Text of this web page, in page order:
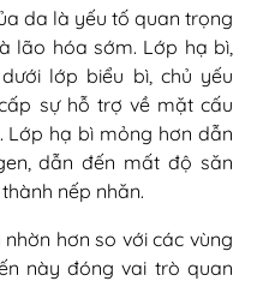
da là yếu tố quan trọng
lão hóa sớm. Lớp hạ bì,
lớp biểu bì, chủ yếu
sự hỗ trợ về mặt cấu
Lớp hạ bì mỏng hơn dẫn
dẫn đến mất độ săn
nếp nhăn.
hơn so với các vùng
này đóng vai trò quan